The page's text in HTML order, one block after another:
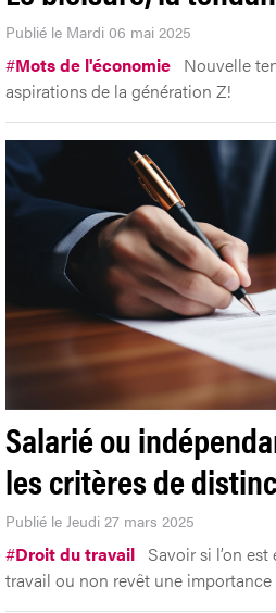
Publié le Mardi 06 mai 2025
#Mots de l'économie Nouvelle
aspirations de la génération Z!
Salarié ou
les critères de
Publié le Jeudi 27 mars 2025
#Droit du travail Savoir si l’on
travail ou non revêt une